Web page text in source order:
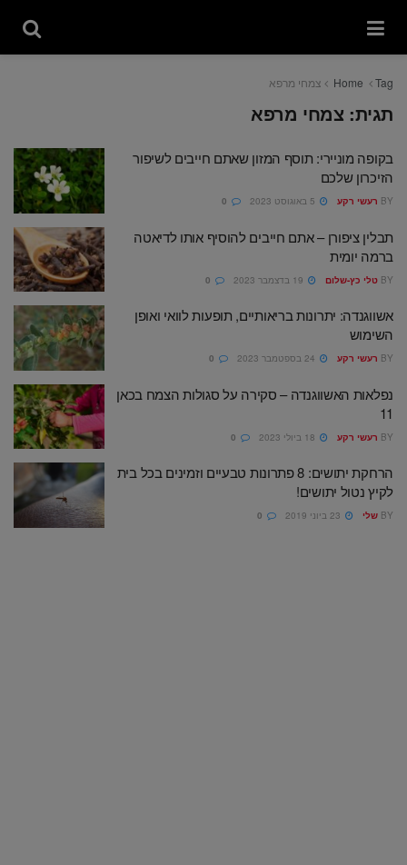
Home Tag צמחי מרפא
תגית: צמחי מרפא
בקופה מוניירי: תוסף המזון שאתם חייבים לשיפור
הזיכרון שלכם
BY רעשי רקע
תבלין ציפורן – אתם חייבים להוסיף אותו לדיאטה
ברמה יומית
BY טלי כץ-שלום
אשווגנדה: יתרונות בריאותיים, תופעות לוואי ואופן
השימוש
BY רעשי רקע
נפלאות האשווגנדה – סקירה על סגולות הצמח בכאן
11
BY רעשי רקע
הרחקת יתושים: 8 פתרונות טבעיים וזמינים בכל בית
לקיץ נטול יתושים!
BY שלי